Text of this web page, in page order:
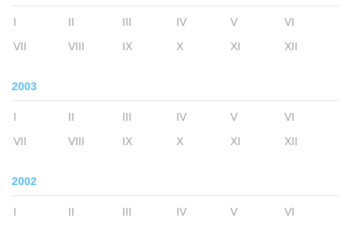
I II III IV V
VI
VII
VIII IX X XI XII
2003
I II III IV V
VI
VII
VIII IX X XI XII
2002
I II III IV V
VI